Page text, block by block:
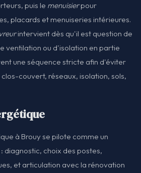
puis le menuisierpour
placards et menuiseries intérieures.
intervient dès qu'il est question de
ventilation ou d'isolation en partie
une séquence stricte afin d'éviter
couvert, réseaux, isolation, sols,
à Brouy se pilote comme un
diagnostic, choix des postes,
et articulation avec la rénovation